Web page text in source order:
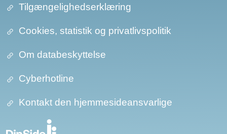
Tilgængelighedserklæring
Cookies, statistik og privatlivspolitik
Om databeskyttelse​​
Cyberhotline
Kontakt den hjemmesideansvarlige